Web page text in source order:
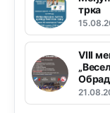
трка
VIII